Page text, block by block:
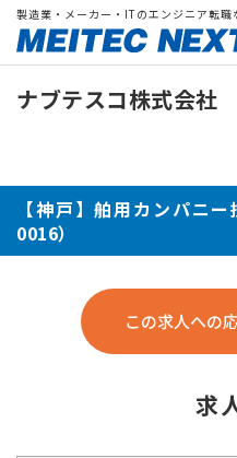
製造業・メーカー・ITのエンジニア転職
ナブテスコ株式会社
【神戸】舶用カンパニ
0016）
この求人への
求